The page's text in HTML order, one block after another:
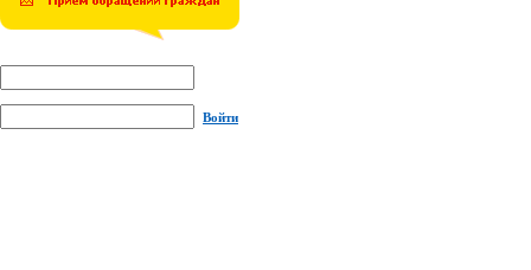
Войти